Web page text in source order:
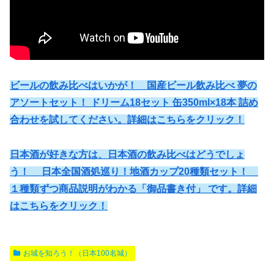
ビールの飲み比べはいかが！ 国産ビール飲み比べ 夢の
アソートセット！ ドリーム18セット 缶350ml×18本 詰め
合わせを試してください。詳細はこちらをクリック！
日本酒が好きな方は、日本酒の飲み比べはどうでしょ
う！ 日本全国酒処巡り！地酒カップ20種類セット！
１種類ずつ商品説明がわかる「御品書き付」 です。詳細
はこちらをクリック！
お城を知ろう！（日本100名城）